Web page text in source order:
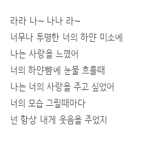
라라 나~ 나나 라~
너무나 투명한 너의 하얀 미소에
나는 사랑을 느꼈어
너의 하얀뺨에 눈물 흐를때
나는 너의 사랑을 주고 싶었어
너의 모습 그릴때마다
넌 항상 내게 웃음을 주었지